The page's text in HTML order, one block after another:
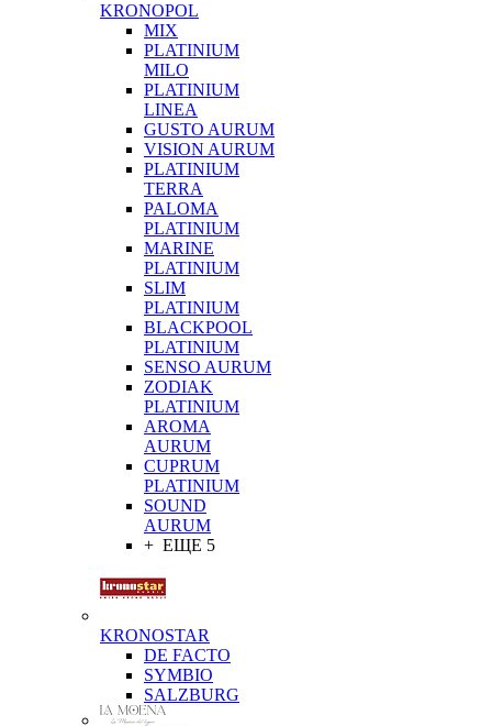
KRONOPOL
MIX
PLATINIUM
MILO
PLATINIUM
LINEA
GUSTO AURUM
VISION AURUM
PLATINIUM
TERRA
PALOMA
PLATINIUM
MARINE
PLATINIUM
SLIM
PLATINIUM
BLACKPOOL
PLATINIUM
SENSO AURUM
ZODIAK
PLATINIUM
AROMA
AURUM
CUPRUM
PLATINIUM
SOUND
AURUM
+ ЕЩЕ 5
KRONOSTAR
DE FACTO
SYMBIO
SALZBURG